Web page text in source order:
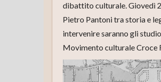
dibattito culturale. Giovedì
Pietro Pantoni tra storia e
intervenire saranno gli
Movimento culturale Croce